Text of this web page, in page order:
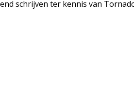
schrijven ter kennis van